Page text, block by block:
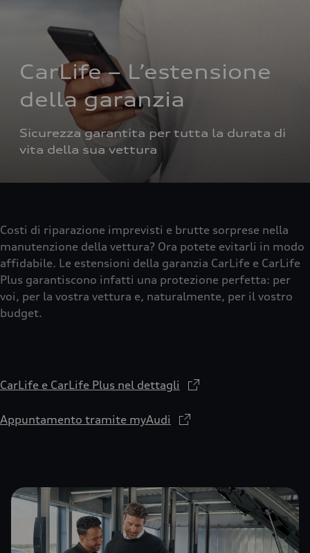
CarLife – L’estensione
della garanzia
Sicurezza garantita per tutta la durata di
vita della sua vettura
Costi di riparazione imprevisti e brutte sorprese nella
manutenzione della vettura? Ora potete evitarli in modo
affidabile. Le estensioni della garanzia CarLife e CarLife
Plus garantiscono infatti una protezione perfetta: per
voi, per la vostra vettura e, naturalmente, per il vostro
budget.
CarLife e CarLife Plus nel dettagli
Appuntamento tramite myAudi